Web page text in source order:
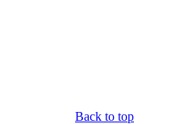
Back to top